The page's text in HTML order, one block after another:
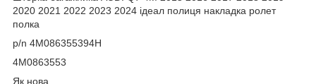
2020 2021 2022 2023 2024 ідеал полиця накладка ролет
полка
p/n 4M086355394H
4M0863553
Як нова